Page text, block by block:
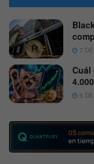
7
Cuál
6